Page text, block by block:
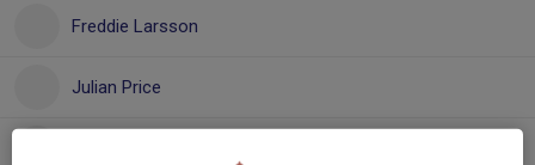
Freddie Larsson
Julian Price